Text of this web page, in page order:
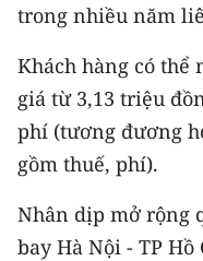
Media Khoa học -
Media Môi trường
Ảnh
Infographic
TIN MỚI
trong nhiều năm
Khách hàng có thể
giá từ 3,13 triệu
phí (tương đương
gồm thuế, phí).
Nhân dịp mở rộng
bay Hà Nội - TP